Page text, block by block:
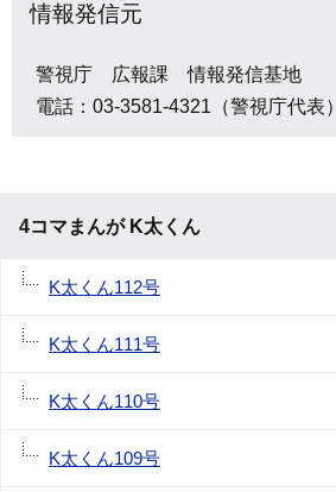
情報発信元
警視庁 広報課 情報発信基地
電話：03-3581-4321（警視庁代表）
4コマまんが K太くん
K太くん112号
K太くん111号
K太くん110号
K太くん109号